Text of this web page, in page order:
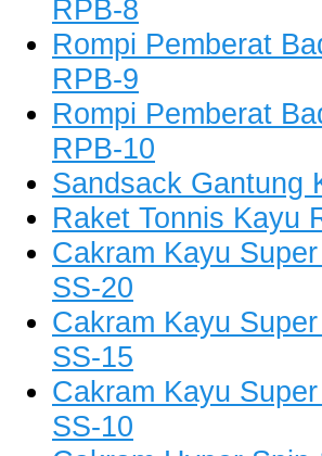
RPB-8
Rompi Pemberat
RPB-9
Rompi Pemberat
RPB-10
Sandsack Gantung
Raket Tonnis Kayu
Cakram Kayu
SS-20
Cakram Kayu
SS-15
Cakram Kayu
SS-10